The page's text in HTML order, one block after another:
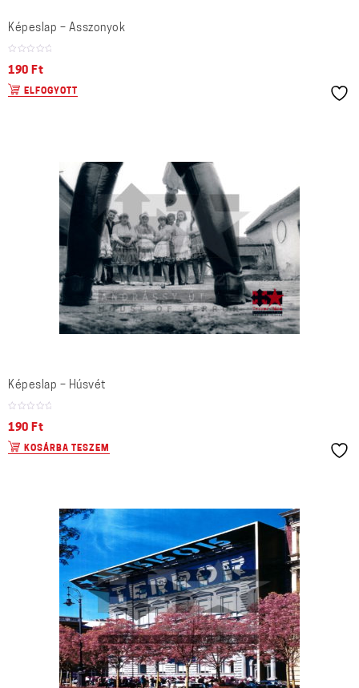
Képeslap – Asszonyok
190 Ft
ELFOGYOTT
Képeslap – Húsvét
190 Ft
KOSÁRBA TESZEM